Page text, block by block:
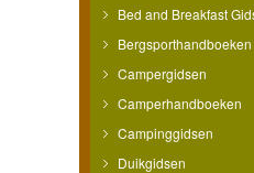
Bed and Breakfast
Bergsporthandboeken
Campergidsen
Camperhandboeken
Campinggidsen
Duikgidsen